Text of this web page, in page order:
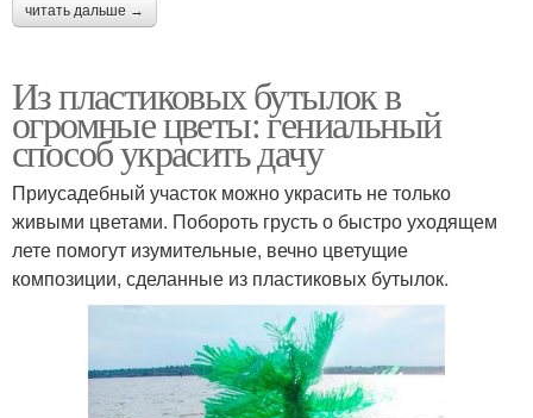
читать дальше →
Из пластиковых бутылок в
огромные цветы: гениальный
способ украсить дачу
Приусадебный участок можно украсить не только
живыми цветами. Побороть грусть о быстро уходящем
лете помогут изумительные, вечно цветущие
композиции, сделанные из пластиковых бутылок.